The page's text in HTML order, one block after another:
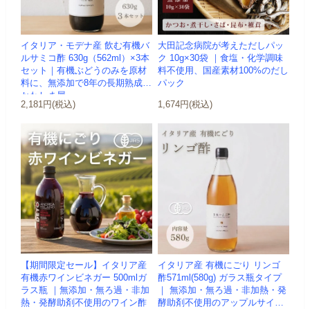
イタリア・モデナ産 飲む有機バ
ルサミコ酢 630g（562ml）×3本
セット｜有機ぶどうのみを原材
料に、無添加で8年の長期熟成 -
かわしま屋-
2,181円(税込)
大田記念病院が考えただしパッ
ク 10g×30袋 ｜食塩・化学調味
料不使用、国産素材100%のだし
パック
1,674円(税込)
【期間限定セール】イタリア産
有機赤ワインビネガー 500mlガ
ラス瓶 ｜無添加・無ろ過・非加
熱・発酵助剤不使用のワイン酢
イタリア産 有機にごり リンゴ
酢571ml(580g) ガラス瓶タイプ
｜ 無添加・無ろ過・非加熱・発
酵助剤不使用のアップルサイダ